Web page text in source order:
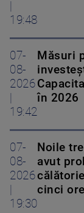
19:48
07-
08-
2026
19:42
Măsuri
în 2026
07-
08-
2026
19:30
Noile
avut
cinci ore